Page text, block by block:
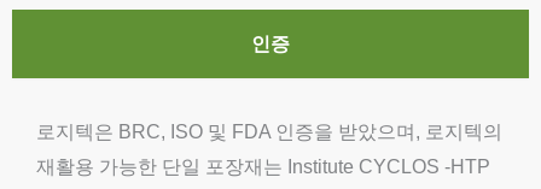
인증
로지텍은 BRC, ISO 및 FDA 인증을 받았으며, 로지텍의
재활용 가능한 단일 포장재는 Institute CYCLOS -HTP